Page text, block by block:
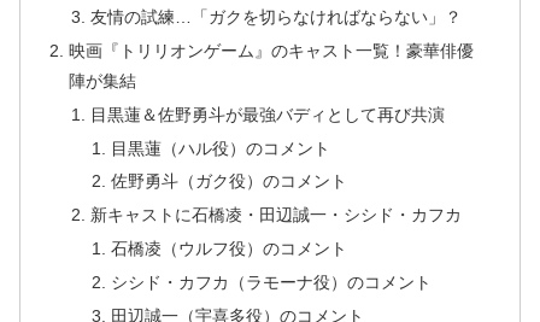
友情の試練…「ガクを切らなければならない」？
映画『トリリオンゲーム』のキャスト一覧！豪華俳優
陣が集結
目黒蓮＆佐野勇斗が最強バディとして再び共演
目黒蓮（ハル役）のコメント
佐野勇斗（ガク役）のコメント
新キャストに石橋凌・田辺誠一・シシド・カフカ
石橋凌（ウルフ役）のコメント
シシド・カフカ（ラモーナ役）のコメント
田辺誠一（宇喜多役）のコメント